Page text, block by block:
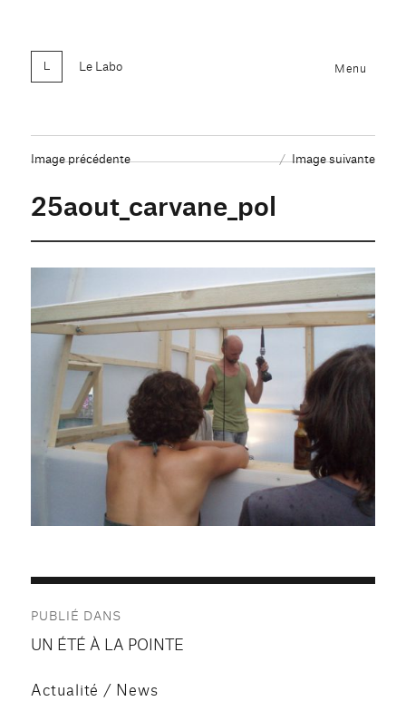
Le Labo Menu
Image précédente Image suivante
25aout_carvane_pol
de
PUBLIÉ DANS
UN ÉTÉ À LA POINTE
Actualité / News